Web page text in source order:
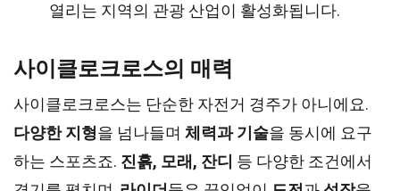
열리는 지역의 관광 산업이 활성화됩니다.
사이클로크로스의 매력
사이클로크로스는 단순한 자전거 경주가 아니에요.
다양한 지형을 넘나들며 체력과 기술을 동시에 요구
하는 스포츠죠. 진흙, 모래, 잔디 등 다양한 조건에서